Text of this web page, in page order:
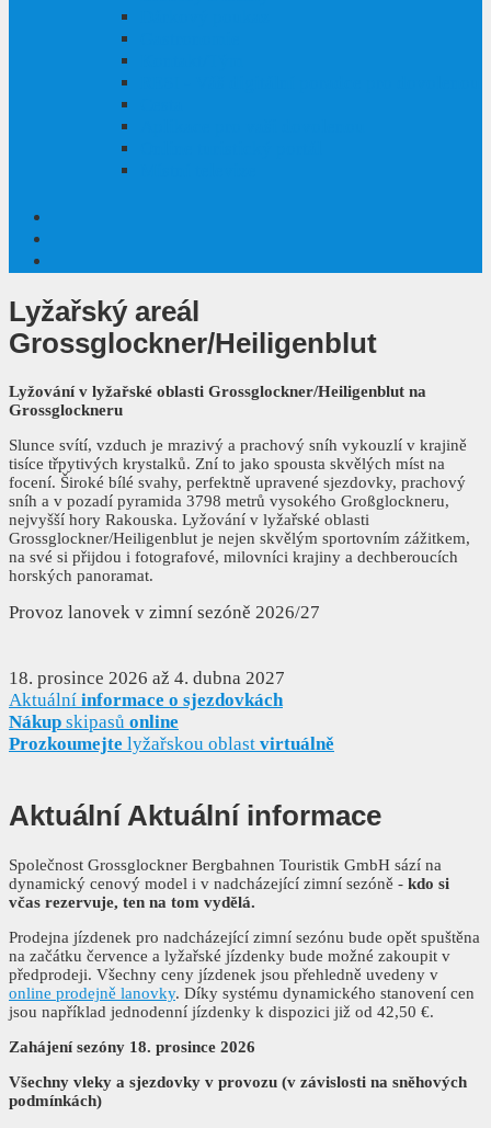
Lyžařský areál
Grossglockner/Heiligenblut
Lyžování v lyžařské oblasti Grossglockner/Heiligenblut na
Grossglockneru
Slunce svítí, vzduch je mrazivý a prachový sníh vykouzlí v krajině
tisíce třpytivých krystalků. Zní to jako spousta skvělých míst na
focení. Široké bílé svahy, perfektně upravené sjezdovky, prachový
sníh a v pozadí pyramida 3798 metrů vysokého Großglockneru,
nejvyšší hory Rakouska. Lyžování v lyžařské oblasti
Grossglockner/Heiligenblut je nejen skvělým sportovním zážitkem,
na své si přijdou i fotografové, milovníci krajiny a dechberoucích
horských panoramat.
Provoz lanovek v zimní sezóně 2026/27
18. prosince 2026 až 4. dubna 2027
Aktuální informace o sjezdovkách
Nákup skipasů online
Prozkoumejte lyžařskou oblast virtuálně
Aktuální Aktuální informace
Společnost Grossglockner Bergbahnen Touristik GmbH sází na
dynamický cenový model i v nadcházející zimní sezóně - kdo si
včas rezervuje, ten na tom vydělá.
Prodejna jízdenek pro nadcházející zimní sezónu bude opět spuštěna
na začátku července a lyžařské jízdenky bude možné zakoupit v
předprodeji. Všechny ceny jízdenek jsou přehledně uvedeny v
online prodejně lanovky. Díky systému dynamického stanovení cen
jsou například jednodenní jízdenky k dispozici již od 42,50 €.
Zahájení sezóny 18. prosince 2026
Všechny vleky a sjezdovky v provozu (v závislosti na sněhových
podmínkách)